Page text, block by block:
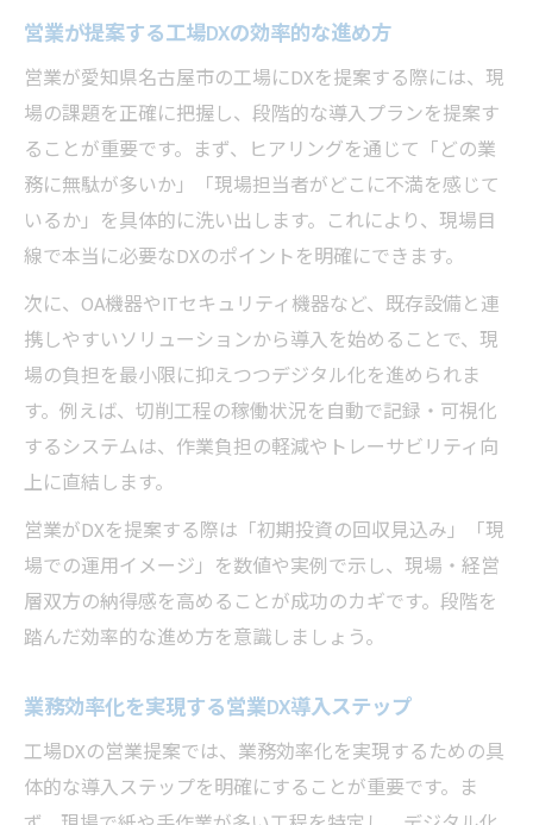
営業が提案する工場DXの効率的な進め方
営業が愛知県名古屋市の工場にDXを提案する際には、現
場の課題を正確に把握し、段階的な導入プランを提案す
ることが重要です。まず、ヒアリングを通じて「どの業
務に無駄が多いか」「現場担当者がどこに不満を感じて
いるか」を具体的に洗い出します。これにより、現場目
線で本当に必要なDXのポイントを明確にできます。
次に、OA機器やITセキュリティ機器など、既存設備と連
携しやすいソリューションから導入を始めることで、現
場の負担を最小限に抑えつつデジタル化を進められま
す。例えば、切削工程の稼働状況を自動で記録・可視化
するシステムは、作業負担の軽減やトレーサビリティ向
上に直結します。
営業がDXを提案する際は「初期投資の回収見込み」「現
場での運用イメージ」を数値や実例で示し、現場・経営
層双方の納得感を高めることが成功のカギです。段階を
踏んだ効率的な進め方を意識しましょう。
業務効率化を実現する営業DX導入ステップ
工場DXの営業提案では、業務効率化を実現するための具
体的な導入ステップを明確にすることが重要です。ま